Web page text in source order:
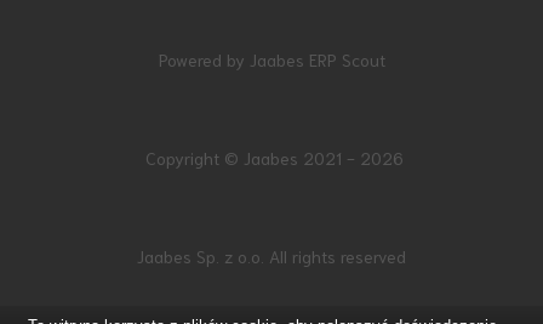
Powered by Jaabes ERP Scout
Copyright © Jaabes 2021 - 2026
Jaabes Sp. z o.o. All rights reserved